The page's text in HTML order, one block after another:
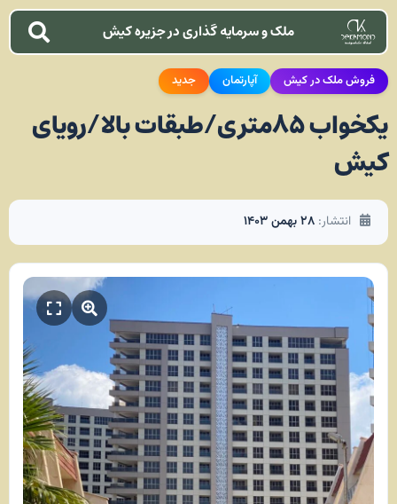
ملک و سرمایه گذاری در جزیره کیش
فروش ملک در کیش آپارتمان جدید
یکخواب ۸۵متری/طبقات بالا/رویای
کیش
انتشار: ۲۸ بهمن ۱۴۰۳